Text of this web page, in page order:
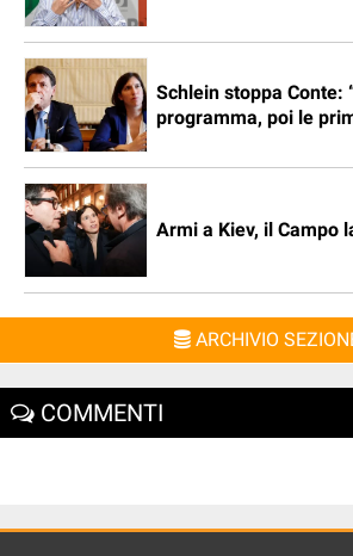
Schlein stoppa Conte:
programma, poi le
Armi a Kiev, il Campo
ARCHIVIO
COMMENTI